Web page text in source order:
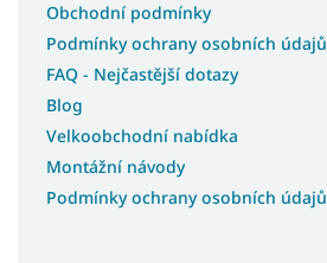
Obchodní podmínky
Podmínky ochrany osobních údajů
FAQ - Nejčastější dotazy
Blog
Velkoobchodní nabídka
Montážní návody
Podmínky ochrany osobních údajů